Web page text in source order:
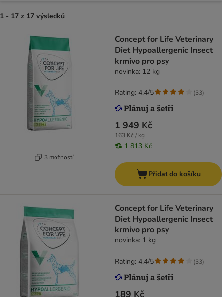
1 - 17 z 17 výsledků
3 možností
Concept for Life Veterinary
Diet Hypoallergenic Insect
krmivo pro psy
novinka: 12 kg
1 949 Kč
163 Kč / kg
1 813 Kč
Rating: 4.4/5 (33)
Přidat do košíku
Concept for Life Veterinary
Diet Hypoallergenic Insect
krmivo pro psy
novinka: 1 kg
189 Kč
Rating: 4.4/5 (33)